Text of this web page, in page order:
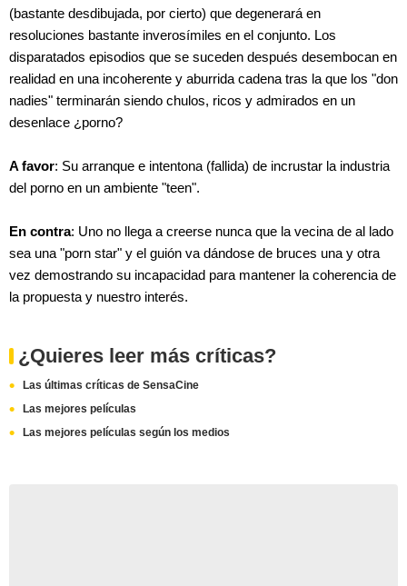
(bastante desdibujada, por cierto) que degenerará en
resoluciones bastante inverosímiles en el conjunto. Los
disparatados episodios que se suceden después desembocan en
realidad en una incoherente y aburrida cadena tras la que los "don
nadies" terminarán siendo chulos, ricos y admirados en un
desenlace ¿porno?
A favor: Su arranque e intentona (fallida) de incrustar la industria
del porno en un ambiente "teen".
En contra: Uno no llega a creerse nunca que la vecina de al lado
sea una "porn star" y el guión va dándose de bruces una y otra
vez demostrando su incapacidad para mantener la coherencia de
la propuesta y nuestro interés.
¿Quieres leer más críticas?
Las últimas críticas de SensaCine
Las mejores películas
Las mejores películas según los medios